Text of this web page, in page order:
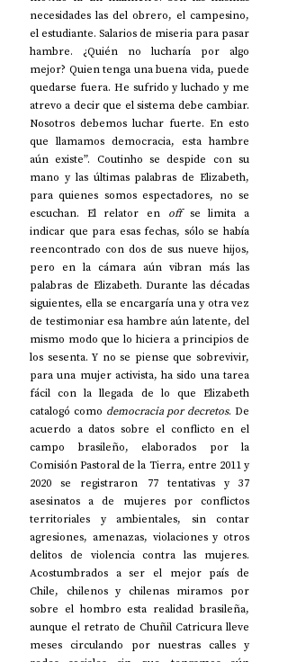
necesidades las del obrero, el campesino,
el estudiante. Salarios de miseria para pasar
hambre. ¿Quién no lucharía por algo
mejor? Quien tenga una buena vida, puede
quedarse fuera. He sufrido y luchado y me
atrevo a decir que el sistema debe cambiar.
Nosotros debemos luchar fuerte. En esto
que llamamos democracia, esta hambre
aún existe”. Coutinho se despide con su
mano y las últimas palabras de Elizabeth,
para quienes somos espectadores, no se
escuchan. El relator en off se limita a
indicar que para esas fechas, sólo se había
reencontrado con dos de sus nueve hijos,
pero en la cámara aún vibran más las
palabras de Elizabeth. Durante las décadas
siguientes, ella se encargaría una y otra vez
de testimoniar esa hambre aún latente, del
mismo modo que lo hiciera a principios de
los sesenta. Y no se piense que sobrevivir,
para una mujer activista, ha sido una tarea
fácil con la llegada de lo que Elizabeth
catalogó como democracia por decretos. De
acuerdo a datos sobre el conflicto en el
campo brasileño, elaborados por la
Comisión Pastoral de la Tierra, entre 2011 y
2020 se registraron 77 tentativas y 37
asesinatos a de mujeres por conflictos
territoriales y ambientales, sin contar
agresiones, amenazas, violaciones y otros
delitos de violencia contra las mujeres.
Acostumbrados a ser el mejor país de
Chile, chilenos y chilenas miramos por
sobre el hombro esta realidad brasileña,
aunque el retrato de Chuñil Catricura lleve
meses circulando por nuestras calles y